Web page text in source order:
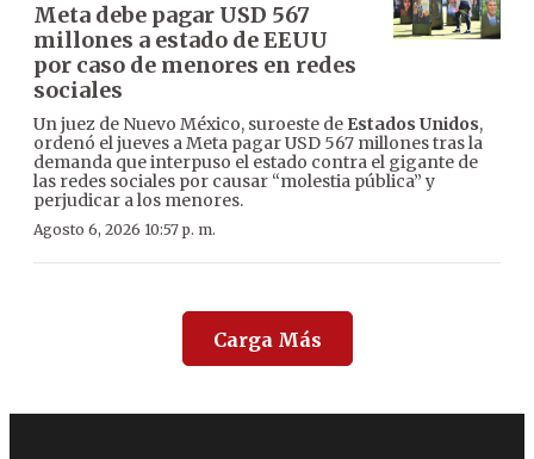
Meta debe pagar USD 567
millones a estado de EEUU
por caso de menores en redes
sociales
Un juez de Nuevo México, suroeste de Estados Unidos,
ordenó el jueves a Meta pagar USD 567 millones tras la
demanda que interpuso el estado contra el gigante de
las redes sociales por causar “molestia pública” y
perjudicar a los menores.
Agosto 6, 2026 10:57 p. m.
Carga Más